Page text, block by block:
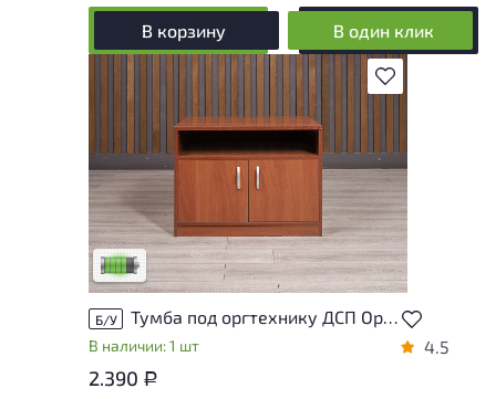
В корзину В один клик
В избранное
У товара присутствуют незначительные
следы эксплуатации, не влияющие на
удобство его использования
Низкая степень износа
Б/У Тумба под оргтехнику ДСП Орех Россия
В наличии: 1 шт 4.5
2.390 Р